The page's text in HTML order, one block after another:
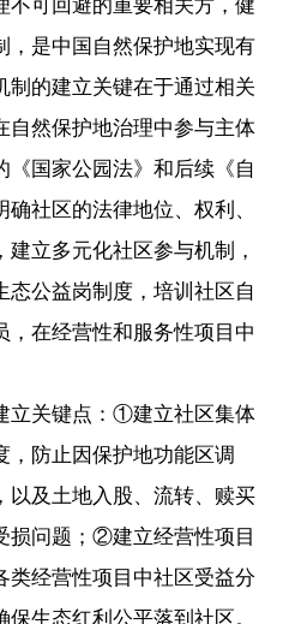
不可回避的重要相关方，健
，是中国自然保护地实现有
制的建立关键在于通过相关
自然保护地治理中参与主体
《国家公园法》和后续《自
社区的法律地位、权利、
立多元化社区参与机制，
态公益岗制度，培训社区自
，在经营性和服务性项目中
立关键点：①建立社区集体
，防止因保护地功能区调
以及土地入股、流转、赎买
损问题；②建立经营性项目
类经营性项目中社区受益分
生态红利公平落到社区。